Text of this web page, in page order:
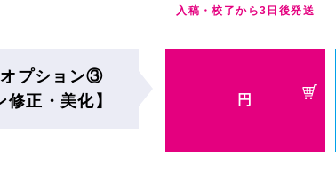
入稿・校了から3日後発送
プション③
修正・美化】
円